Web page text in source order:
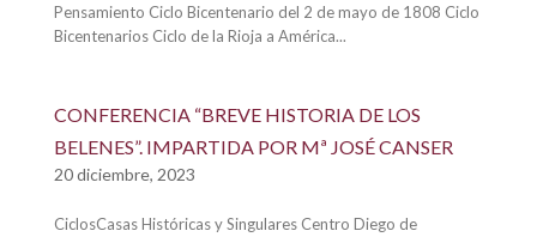
Pensamiento Ciclo Bicentenario del 2 de mayo de 1808 Ciclo
Bicentenarios Ciclo de la Rioja a América...
CONFERENCIA “BREVE HISTORIA DE LOS
BELENES”. IMPARTIDA POR Mª JOSÉ CANSER
20 diciembre, 2023
CiclosCasas Históricas y Singulares Centro Diego de